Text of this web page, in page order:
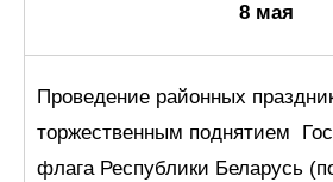
8 мая
Проведение районных
торжественным поднятием
флага Республики Беларусь